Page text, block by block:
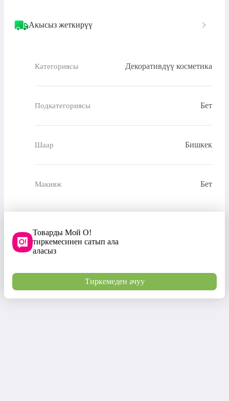
Акысыз жеткирүү
Категориясы Декоративдүү косметика
Подкатегориясы Бет
Шаар Бишкек
Макияж Бет
Товарды Мой О!
тиркемесинен сатып ала
аласыз
Тиркемеден ачуу